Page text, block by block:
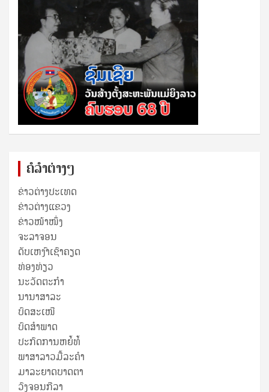
ຄໍລຳຕ່າງໆ
ຂ່າວຕ່າງປະເທດ
ຂ່າວ​ຕ່າງ​ແຂວງ
ຂ່າວໜ້າໜຶ່ງ
ຈະລາຈອນ
ດັບເຫງົາເຊົາຄຽດ
ທ່ອງທ່ຽວ
ນະວັດຕະກໍາ
ນານາສາລະ
ບົດສະເໜີ
ບົດສໍາພາດ
ປະກົດການຫຍໍ້ທໍ້
ພາສາລາວມື້ລະຄຳ
ມາລະຍາດບາດຕາ
ວົງຈອນກີລາ